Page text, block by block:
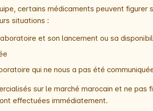
certains médicaments peuvent
situations :
et son lancement ou sa
qui ne nous a pas été
sur le marché marocain et ne
effectuées immédiatement.